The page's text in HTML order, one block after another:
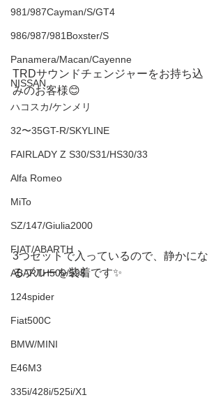
981/987Cayman/S/GT4
986/987/981Boxster/S
Panamera/Macan/Cayenne
NISSAN
ハコスカ/ケンメリ
32〜35GT-R/SKYLINE
FAIRLADY Z S30/S31/HS30/33
Alfa Romeo
MiTo
SZ/147/Giulia2000
FIAT/ABARTH
ABARTH500/595
124spider
Fiat500C
BMW/MINI
E46M3
335i/428i/525i/X1
TRDサウンドチェンジャーをお持ち込
みのお客様😊
3つセットで入っているので、静かにな
るブルーを装着です✨